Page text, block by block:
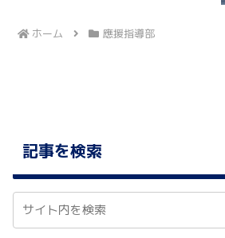
ホーム 應援指導部
記事を検索